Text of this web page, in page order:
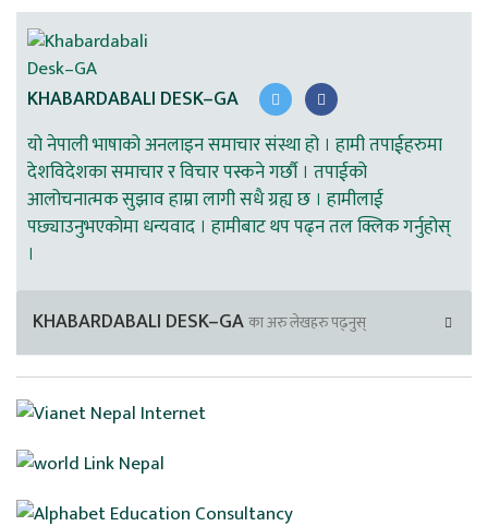
KHABARDABALI DESK–GA
यो नेपाली भाषाको अनलाइन समाचार संस्था हो । हामी तपाईहरुमा
देशविदेशका समाचार र विचार पस्कने गर्छौ । तपाईको
आलोचनात्मक सुझाव हाम्रा लागी सधै ग्रह्य छ । हामीलाई
पछ्याउनुभएकोमा धन्यवाद । हामीबाट थप पढ्न तल क्लिक गर्नुहोस्
।
KHABARDABALI DESK–GAका अरु लेखहरु पढ्नुस्